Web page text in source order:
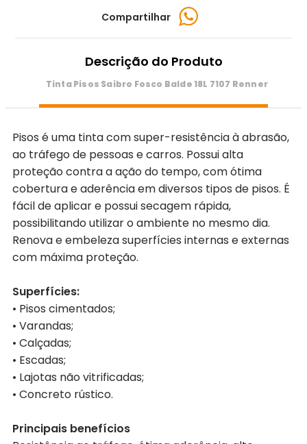
Compartilhar
Descrição do Produto
Tinta Pisos Saibro Fosco Balde 18L 7107 Renner
Pisos é uma tinta com super-resistência à abrasão,
ao tráfego de pessoas e carros. Possui alta
proteção contra a ação do tempo, com ótima
cobertura e aderência em diversos tipos de pisos. É
fácil de aplicar e possui secagem rápida,
possibilitando utilizar o ambiente no mesmo dia.
Renova e embeleza superfícies internas e externas
com máxima proteção.
Superfícies:
• Pisos cimentados;
• Varandas;
• Calçadas;
• Escadas;
• Lajotas não vitrificadas;
• Concreto rústico.
Principais benefícios